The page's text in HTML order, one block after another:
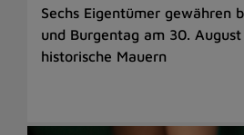
Sechs Eigentümer gewähren
und Burgentag am 30.
historische Mauern